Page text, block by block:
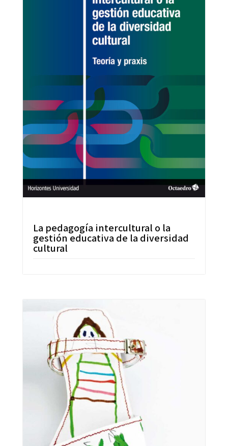
La pedagogía intercultural o la
gestión educativa de la diversidad
cultural